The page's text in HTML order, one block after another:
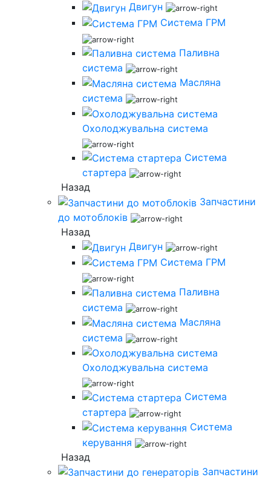
Двигун
Система ГРМ
Паливна
система
Масляна
система
Охолоджувальна система
Система
стартера
Назад
Запчастини
до мотоблоків
Назад
Двигун
Система ГРМ
Паливна
система
Масляна
система
Охолоджувальна система
Система
стартера
Система
керування
Назад
Запчастини